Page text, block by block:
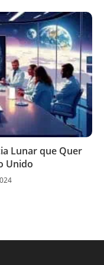
Lunar que Quer
Unido